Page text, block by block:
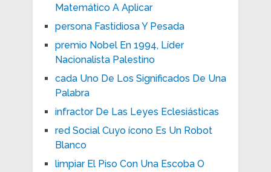
Matemático A Aplicar
persona Fastidiosa Y Pesada
premio Nobel En 1994, Líder
Nacionalista Palestino
cada Uno De Los Significados De Una
Palabra
infractor De Las Leyes Eclesiásticas
red Social Cuyo ícono Es Un Robot
Blanco
limpiar El Piso Con Una Escoba O